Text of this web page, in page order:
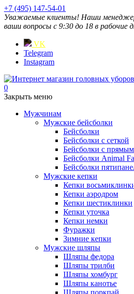
+7 (495) 147-54-01
Уважаемые клиенты! Наши
ваши вопросы с 9:30 до 18 в рабочие
VK
Telegram
Instagram
0
Закрыть меню
Мужчинам
Мужские бейсболки
Бейсболки
Бейсболки с сеткой
Бейсболки с
Бейсболки Animal
Бейсболки
Мужские кепки
Кепки
Кепки аэродром
Кепки шестиклинки
Кепки уточка
Кепки немки
Фуражки
Зимние кепки
Мужские шляпы
Шляпы федора
Шляпы трилби
Шляпы хомбург
Шляпы канотье
Шляпы поркпай